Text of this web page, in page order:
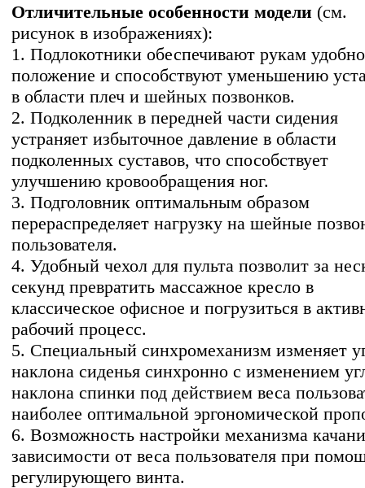
Отличительные особенности модели (см.
рисунок в изображениях):
1. Подлокотники обеспечивают рукам
положение и способствуют уменьшению
в области плеч и шейных позвонков.
2. Подколенник в передней части сидения
устраняет избыточное давление в области
подколенных суставов, что способствует
улучшению кровообращения ног.
3. Подголовник оптимальным образом
перераспределяет нагрузку на шейные
пользователя.
4. Удобный чехол для пульта позволит за
секунд превратить массажное кресло в
классическое офисное и погрузиться в
рабочий процесс.
5. Специальный синхромеханизм изменяет
наклона сиденья синхронно с изменением
наклона спинки под действием веса
наиболее оптимальной эргономической
6. Возможность настройки механизма
зависимости от веса пользователя при
регулирующего винта.